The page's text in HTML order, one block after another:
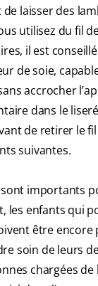
laisser des
utilisez du fil
il est
de soie,
accrocher
dans le
de retirer le fil
suivantes.
importants
les enfants qui
être encore
soin de leurs
chargées de